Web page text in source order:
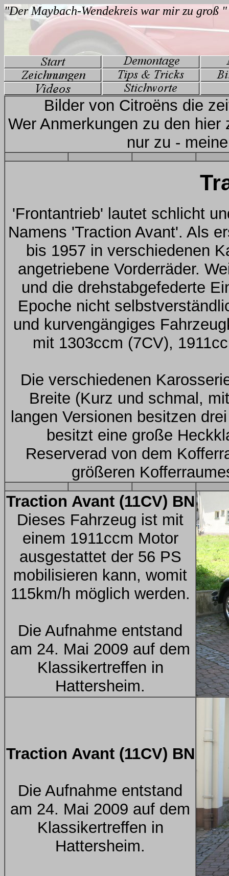
Bilder von Citroëns die
Wer Anmerkungen zu den
nur zu -
'Frontantrieb' lautet schlicht
Namens 'Traction Avant'. Als
bis 1957 in verschiedenen
angetriebene Vorderräder.
und die drehstabgefederte
Epoche nicht
und kurvengängiges
mit 1303ccm (7CV),
Die verschiedenen
Breite (Kurz und schmal,
langen Versionen besitzen
besitzt eine große
Reserverad von dem
größeren
Traction Avant (11CV) BN
Dieses Fahrzeug ist mit
einem 1911ccm Motor
ausgestattet der 56 PS
mobilisieren kann, womit
115km/h möglich werden.
Die Aufnahme entstand
am 24. Mai 2009 auf dem
Klassikertreffen in
Hattersheim.
Traction Avant (11CV) BN
Die Aufnahme entstand
am 24. Mai 2009 auf dem
Klassikertreffen in
Hattersheim.